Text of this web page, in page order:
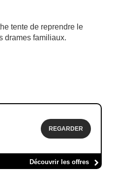
tente de reprendre le
drames familiaux.
REGARDER
Découvrir les offres